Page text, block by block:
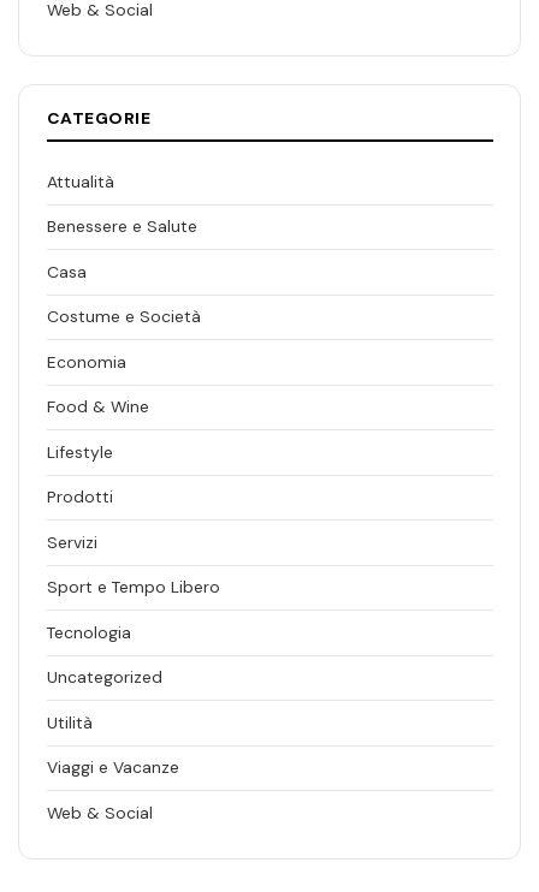
Web & Social
CATEGORIE
Attualità
Benessere e Salute
Casa
Costume e Società
Economia
Food & Wine
Lifestyle
Prodotti
Servizi
Sport e Tempo Libero
Tecnologia
Uncategorized
Utilità
Viaggi e Vacanze
Web & Social